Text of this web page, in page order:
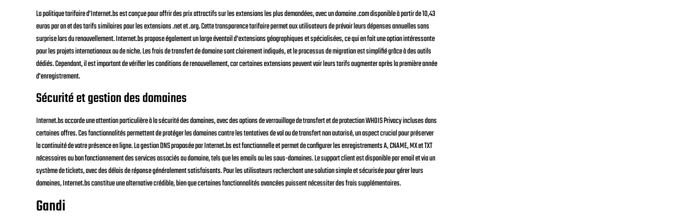
La politique tarifaire d'Internet.bs est conçue pour offrir des prix attractifs sur les extensions les plus demandées, avec un domaine .com disponible à partir de 10,43
euros par an et des tarifs similaires pour les extensions .net et .org. Cette transparence tarifaire permet aux utilisateurs de prévoir leurs dépenses annuelles sans
surprise lors du renouvellement. Internet.bs propose également un large éventail d'extensions géographiques et spécialisées, ce qui en fait une option intéressante
pour les projets internationaux ou de niche. Les frais de transfert de domaine sont clairement indiqués, et le processus de migration est simplifié grâce à des outils
dédiés. Cependant, il est important de vérifier les conditions de renouvellement, car certaines extensions peuvent voir leurs tarifs augmenter après la première année
d'enregistrement.
Sécurité et gestion des domaines
Internet.bs accorde une attention particulière à la sécurité des domaines, avec des options de verrouillage de transfert et de protection WHOIS Privacy incluses dans
certaines offres. Ces fonctionnalités permettent de protéger les domaines contre les tentatives de vol ou de transfert non autorisé, un aspect crucial pour préserver
la continuité de votre présence en ligne. La gestion DNS proposée par Internet.bs est fonctionnelle et permet de configurer les enregistrements A, CNAME, MX et TXT
nécessaires au bon fonctionnement des services associés au domaine, tels que les emails ou les sous-domaines. Le support client est disponible par email et via un
système de tickets, avec des délais de réponse généralement satisfaisants. Pour les utilisateurs recherchant une solution simple et sécurisée pour gérer leurs
domaines, Internet.bs constitue une alternative crédible, bien que certaines fonctionnalités avancées puissent nécessiter des frais supplémentaires.
Gandi